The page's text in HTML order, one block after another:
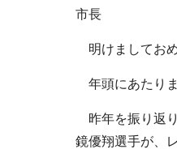
市長
明けましてお
年頭にあたり
昨年を振り返
鏡優翔選手が、